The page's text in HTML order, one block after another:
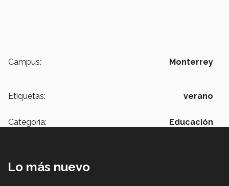
Campus: Monterrey
Etiquetas: verano
Categoría: Educación
Lo más nuevo